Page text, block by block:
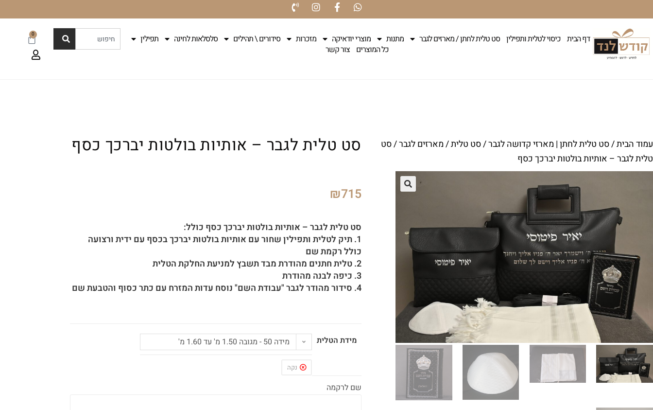
דף הבית כיסוי לטלית ותפילין סט טלית לחתן / מארזים לגבר מתנות מוצרי יודאיקה מזכרות סידורים \ תהילים סלסלאות לחינה
תפילין
כל המוצרים צור קשר
0
עמוד הבית/סט טלית לחתן | מארזי קדושה לגבר/סט טלית / מארזים לגבר/ סט
טלית לגבר – אותיות בולטות יברכך כסף
סט טלית לגבר – אותיות בולטות יברכך כסף
₪715
סט טלית לגבר – אותיות בולטות יברכך כסף כולל:
1. תיק לטלית ותפילין שחור עם אותיות בולטות יברכך בכסף עם ידית ורצועה
כולל רקמת שם
2. טלית חתנים מהודרת מבד תשבץ למניעת החלקת הטלית
3. כיפה לבנה מהודרת
4. סידור מהודר לגבר "עבודת השם" נוסח עדות המזרח עם כתר כסוף והטבעת שם
מידת הטלית מידה 50 - מגובה 1.50 מ' עד 1.60 מ'
נקה
שם לרקמה